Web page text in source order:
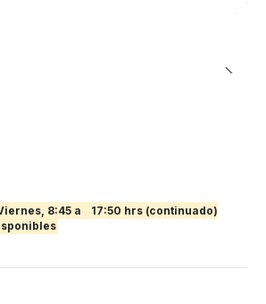
8:45 a
17:50 hrs (continuado)